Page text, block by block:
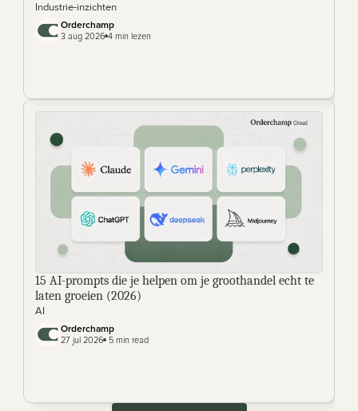
Industrie-inzichten
Orderchamp
3 aug 2026 4 min lezen
15 AI-prompts die je helpen om je groothandel echt te
laten groeien (2026)
AI
Orderchamp
27 jul 2026 5 min read